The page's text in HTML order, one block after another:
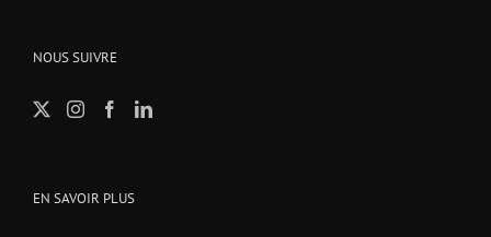
NOUS SUIVRE
EN SAVOIR PLUS